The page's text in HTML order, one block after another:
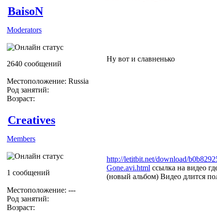
BaisoN
Moderators
2640 сообщений
Местоположение: Russia
Род занятий:
Возраст:
Ну вот и славненько
Creatives
Members
1 сообщений
Местоположение: ---
Род занятий:
Возраст:
http://letitbit.net/download/
Gone.avi.html ссылка на видео
(новый альбом) Видео длится